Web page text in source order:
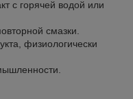
с горячей водой или
смазки.
физиологически